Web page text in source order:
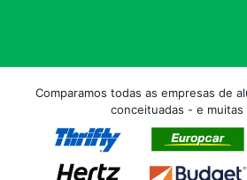
Comparamos todas as empresas de
conceituadas - e muitas